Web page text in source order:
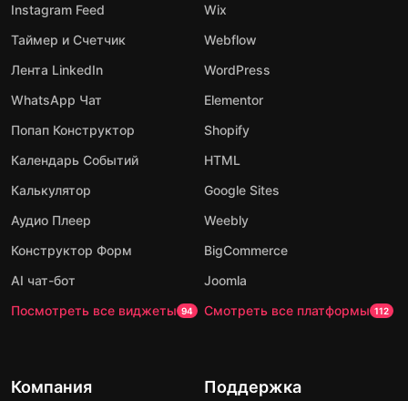
Instagram Feed
Таймер и Счетчик
Лента LinkedIn
WhatsApp Чат
Попап Конструктор
Календарь Событий
Калькулятор
Аудио Плеер
Конструктор Форм
AI чат-бот
Посмотреть все виджеты 94
Wix
Webflow
WordPress
Elementor
Shopify
HTML
Google Sites
Weebly
BigCommerce
Joomla
Смотреть все платформы 112
Компания Поддержка